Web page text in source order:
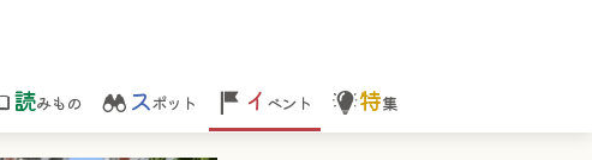
読みもの スポット イ ベント 特集